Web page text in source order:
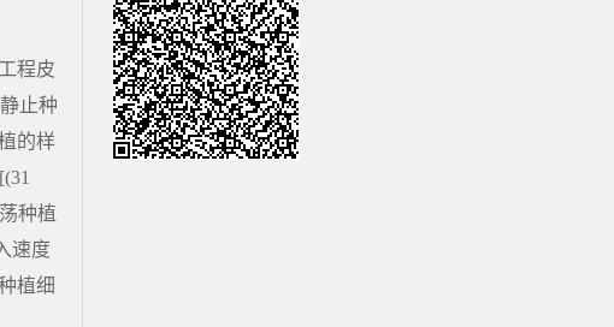
程皮
止种
的样
种植
速度
植细